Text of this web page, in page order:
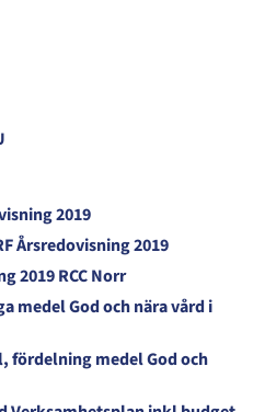
2019
Årsredovisning 2019
2019 RCC Norr
medel God och nära vård i
fördelning medel God och